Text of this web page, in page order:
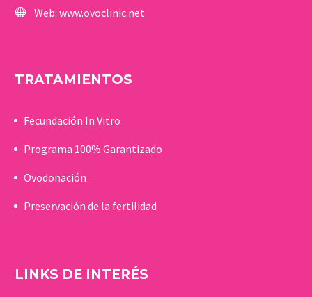
Web: www.ovoclinic.net
TRATAMIENTOS
Fecundación In Vitro
Programa 100% Garantizado
Ovodonación
Preservación de la fertilidad
LINKS DE INTERÉS